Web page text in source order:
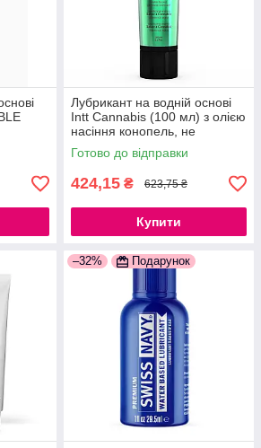
Лубрикант на водній основі
Intt Cannabis (100 мл) з олією
насіння конопель, не
розтікається 777Store.com.ua
Готово до відправки
424,15 ₴ 623,75 ₴
Купити
–32% Подарунок